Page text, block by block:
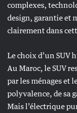
complexes,
design, garantie et
clairement dans
Le choix d’un SUV
Au Maroc, le SUV
par les ménages et
polyvalence, de sa
Mais l’électrique